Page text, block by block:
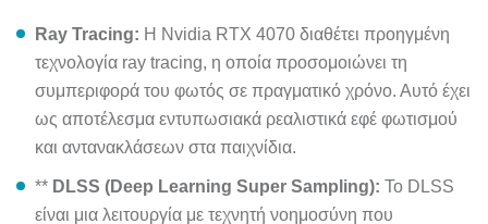
Ray Tracing: Η Nvidia RTX 4070 διαθέτει προηγμένη
τεχνολογία ray tracing, η οποία προσομοιώνει τη
συμπεριφορά του φωτός σε πραγματικό χρόνο. Αυτό έχει
ως αποτέλεσμα εντυπωσιακά ρεαλιστικά εφέ φωτισμού
και αντανακλάσεων στα παιχνίδια.
** DLSS (Deep Learning Super Sampling): Το DLSS
είναι μια λειτουργία με τεχνητή νοημοσύνη που